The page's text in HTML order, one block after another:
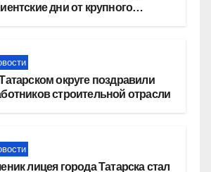
дни от крупного
округе поздравили
строительной отрасли
лицея города Татарска стал